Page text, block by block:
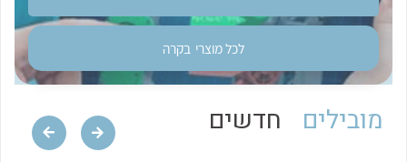
לכל מוצרי בקרה
מובילים חדשים